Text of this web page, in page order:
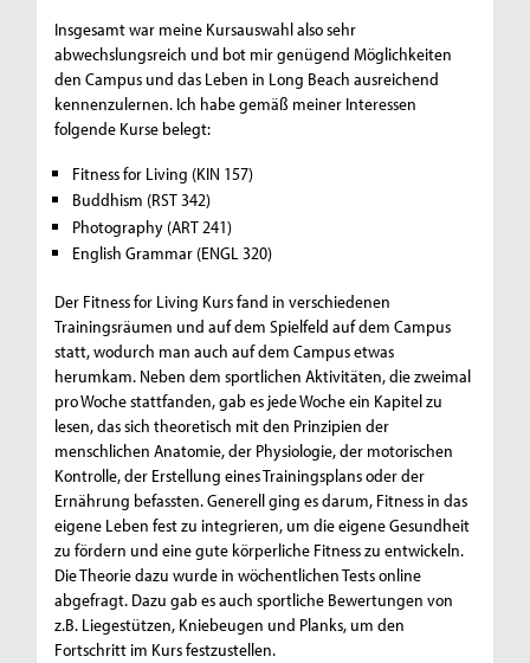
Insgesamt war meine Kursauswahl also sehr
abwechslungsreich und bot mir genügend Möglichkeiten
den Campus und das Leben in Long Beach ausreichend
kennenzulernen. Ich habe gemäß meiner Interessen
folgende Kurse belegt:
Fitness for Living (KIN 157)
Buddhism (RST 342)
Photography (ART 241)
English Grammar (ENGL 320)
Der Fitness for Living Kurs fand in verschiedenen
Trainingsräumen und auf dem Spielfeld auf dem Campus
statt, wodurch man auch auf dem Campus etwas
herumkam. Neben dem sportlichen Aktivitäten, die zweimal
pro Woche stattfanden, gab es jede Woche ein Kapitel zu
lesen, das sich theoretisch mit den Prinzipien der
menschlichen Anatomie, der Physiologie, der motorischen
Kontrolle, der Erstellung eines Trainingsplans oder der
Ernährung befassten. Generell ging es darum, Fitness in das
eigene Leben fest zu integrieren, um die eigene Gesundheit
zu fördern und eine gute körperliche Fitness zu entwickeln.
Die Theorie dazu wurde in wöchentlichen Tests online
abgefragt. Dazu gab es auch sportliche Bewertungen von
z.B. Liegestützen, Kniebeugen und Planks, um den
Fortschritt im Kurs festzustellen.